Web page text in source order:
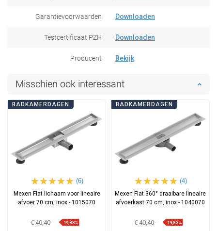
Garantievoorwaarden Downloaden
Testcertificaat PZH Downloaden
Producent Bekijk
Misschien ook interessant
BADKAMERDAGEN
(6)
Mexen Flat lichaam voor lineaire
afvoer 70 cm, inox - 1015070
€ 40,40 -19,83%
BADKAMERDAGEN
(4)
Mexen Flat 360° draaibare lineaire
afvoerkast 70 cm, inox - 1040070
€ 40,40 -19,83%